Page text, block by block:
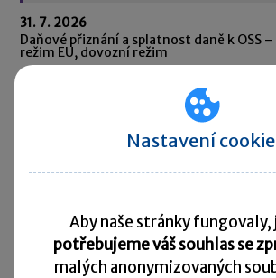
31. 7. 2026
Daňové přiznání a splatnost daně k OSS
režim EU, dovozní režim
Oznámení o výši obratů za kalendářní
přeshraničním režimu DPH pro malé
31. 7. 2026
31. 7. 2026
Odvod daně vybírané srážkou podle
Nastavení
Aby naše stránky fungovaly,
potřebujeme váš souhlas se
malých anonymizovaných